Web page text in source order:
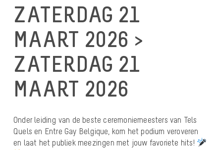
ZATERDAG 21
MAART 2026 >
ZATERDAG 21
MAART 2026
Onder leiding van de beste ceremoniemeesters van Tels
Quels en Entre Gay Belgique, kom het podium veroveren
en laat het publiek meezingen met jouw favoriete hits!